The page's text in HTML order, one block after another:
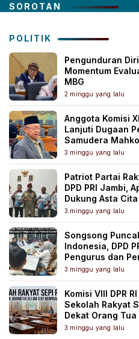
SOROTAN
POLITIK
Pengunduran Diri
Momentum
MBG
2 minggu yang lalu
Anggota Komisi
Lanjuti Dugaan
Samudera
3 minggu yang lalu
Patriot Partai
DPD PRI Jambi,
Dukung Asta
3 minggu yang lalu
Songsong
Indonesia, DPD
Pengurus dan
3 minggu yang lalu
Komisi VIII DPR
Sekolah Rakyat
Dekat Orang Tua
3 minggu yang lalu